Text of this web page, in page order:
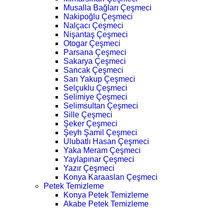
Musalla Bağları Çeşmeci
Nakipoğlu Çeşmeci
Nalçacı Çeşmeci
Nişantaş Çeşmeci
Otogar Çeşmeci
Parsana Çeşmeci
Sakarya Çeşmeci
Sancak Çeşmeci
Sarı Yakup Çeşmeci
Selçuklu Çeşmeci
Selimiye Çeşmeci
Selimsultan Çeşmeci
Sille Çeşmeci
Şeker Çeşmeci
Şeyh Şamil Çeşmeci
Ulubatlı Hasan Çeşmeci
Yaka Meram Çeşmeci
Yaylapınar Çeşmeci
Yazır Çeşmeci
Konya Karaaslan Çeşmeci
Petek Temizleme
Konya Petek Temizleme
Akabe Petek Temizleme